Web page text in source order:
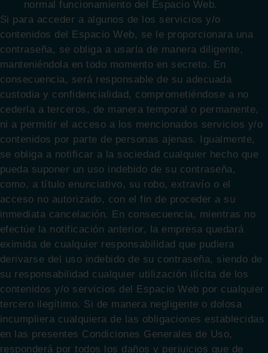
normal funcionamiento del Espacio Web.
Si para acceder a algunos de los servicios y/o
contenidos del Espacio Web, se le proporcionara una
contraseña, se obliga a usarla de manera diligente,
manteniéndola en todo momento en secreto. En
consecuencia, será responsable de su adecuada
custodia y confidencialidad, comprometiéndose a no
cederla a terceros, de manera temporal o permanente,
ni a permitir el acceso a los mencionados servicios y/o
contenidos por parte de personas ajenas. Igualmente,
se obliga a notificar a la sociedad cualquier hecho que
pueda suponer un uso indebido de su contraseña,
como, a título enunciativo, su robo, extravío o el
acceso no autorizado, con el fin de proceder a su
inmediata cancelación. En consecuencia, mientras no
efectúe la notificación anterior, la empresa quedará
eximida de cualquier responsabilidad que pudiera
derivarse del uso indebido de su contraseña, siendo de
su responsabilidad cualquier utilización ilícita de los
contenidos y/o servicios del Espacio Web por cualquier
tercero ilegítimo. Si de manera negligente o dolosa
incumpliera cualquiera de las obligaciones establecidas
en las presentes Condiciones Generales de Uso,
responderá por todos los daños y perjuicios que de